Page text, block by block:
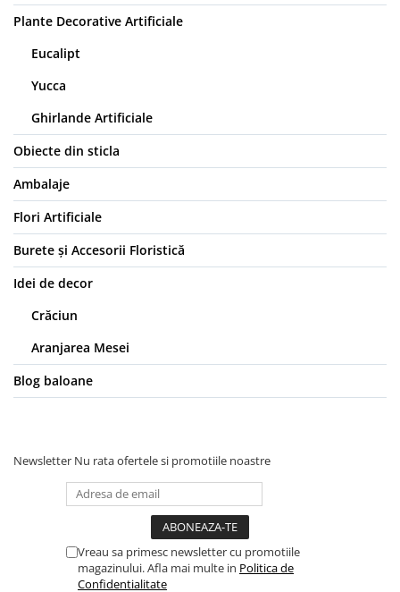
Plante Decorative Artificiale
Eucalipt
Yucca
Ghirlande Artificiale
Obiecte din sticla
Ambalaje
Flori Artificiale
Burete și Accesorii Floristică
Idei de decor
Crăciun
Aranjarea Mesei
Blog baloane
Newsletter Nu rata ofertele si promotiile noastre
Vreau sa primesc newsletter cu promotiile
magazinului. Afla mai multe in Politica de
Confidentialitate